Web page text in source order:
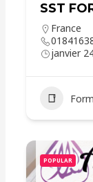
SST
France
janvier
POPULAR